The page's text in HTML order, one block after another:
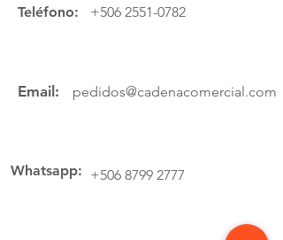
Teléfono: +506 2551-0782
Email: pedidos@cadenacomercial.com
Whatsapp: +506 8799 2777